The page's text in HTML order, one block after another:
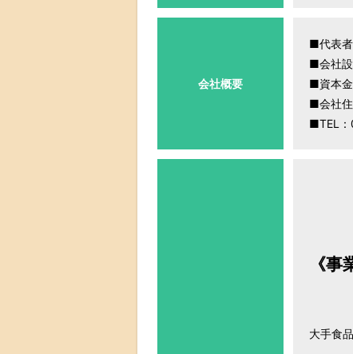
会社概要
■代表
■会社
■資本
■会社
■TEL
《事
大手食